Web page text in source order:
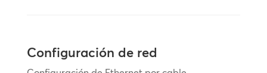
Configuración de red